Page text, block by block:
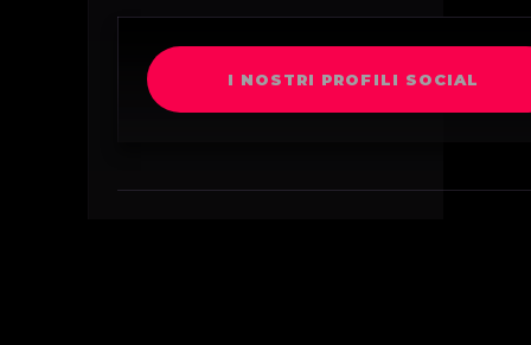
I NOSTRI PROFILI SOCIAL